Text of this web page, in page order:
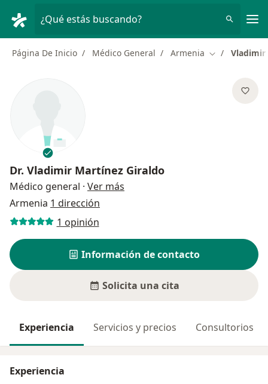
¿Qué estás buscando?
Página De Inicio Médico General Armenia Cambiar de
Vladimir
Dr. Vladimir Martínez Giraldo
Médico general · Ver más
Armenia 1 dirección
1 opinión
Información de contacto
Solicita una cita
Experiencia Servicios y precios Consultorios
Experiencia